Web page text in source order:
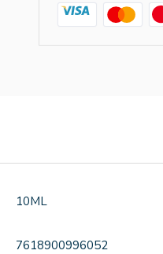
10ML
7618900996052